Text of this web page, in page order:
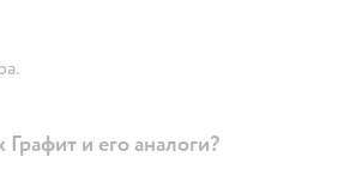
и его аналоги?